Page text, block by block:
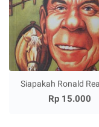
Siapakah Ronald
Rp 15.000